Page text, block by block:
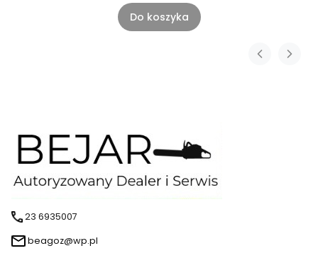
Do koszyka
23 6935007
beagoz@wp.pl